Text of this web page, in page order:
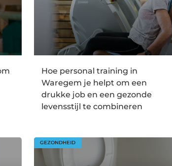
Hoe personal training in
Waregem je helpt om een
drukke job en een gezonde
levensstijl te combineren
GEZONDHEID